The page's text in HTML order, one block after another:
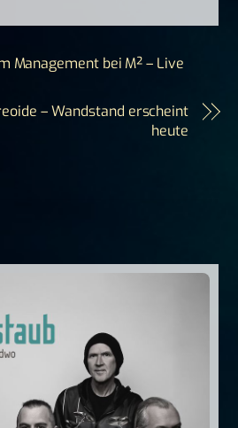
Management bei M² – Live
– Wandstand erscheint
heute